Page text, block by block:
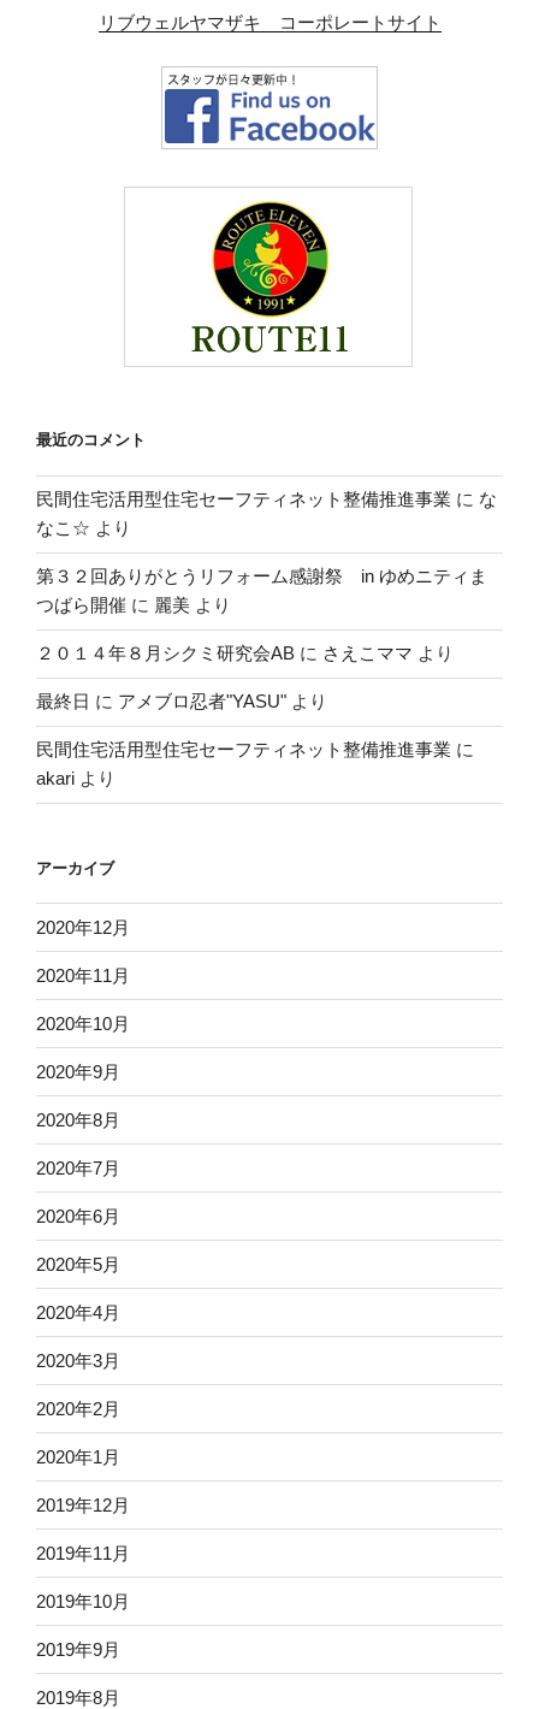
リブウェルヤマザキ コーポレートサイト
最近のコメント
民間住宅活用型住宅セーフティネット整備推進事業 に な
なこ☆ より
第３２回ありがとうリフォーム感謝祭 in ゆめニティま
つばら開催 に 麗美 より
２０１４年８月シクミ研究会AB に さえこママ より
最終日 に アメブロ忍者"YASU" より
民間住宅活用型住宅セーフティネット整備推進事業 に
akari より
アーカイブ
2020年12月
2020年11月
2020年10月
2020年9月
2020年8月
2020年7月
2020年6月
2020年5月
2020年4月
2020年3月
2020年2月
2020年1月
2019年12月
2019年11月
2019年10月
2019年9月
2019年8月